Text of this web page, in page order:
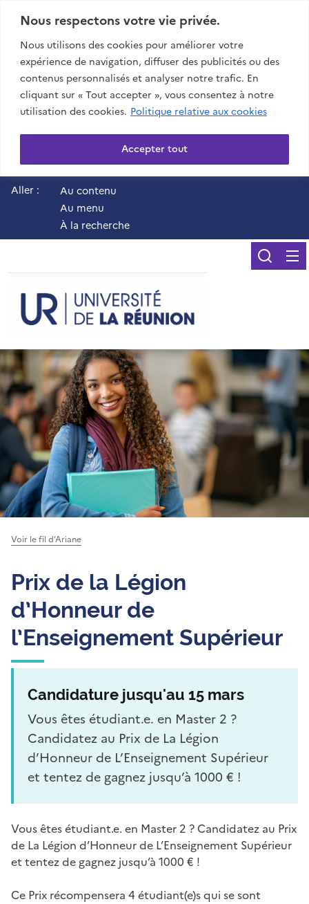
Nous respectons votre vie privée.
Nous utilisons des cookies pour améliorer votre
expérience de navigation, diffuser des publicités ou des
contenus personnalisés et analyser notre trafic. En
cliquant sur « Tout accepter », vous consentez à notre
utilisation des cookies. Politique relative aux cookies
Accepter tout
Aller :
Au contenu
Au menu
À la recherche
Voir le fil d’Ariane
Prix de la Légion
d’Honneur de
l’Enseignement Supérieur
Candidature jusqu'au 15 mars
Vous êtes étudiant.e. en Master 2 ?
Candidatez au Prix de La Légion
d’Honneur de L’Enseignement Supérieur
et tentez de gagnez jusqu’à 1000 € !
Vous êtes étudiant.e. en Master 2 ? Candidatez au Prix
de La Légion d’Honneur de L’Enseignement Supérieur
et tentez de gagnez jusqu’à 1000 € !
Ce Prix récompensera 4 étudiant(e)s qui se sont